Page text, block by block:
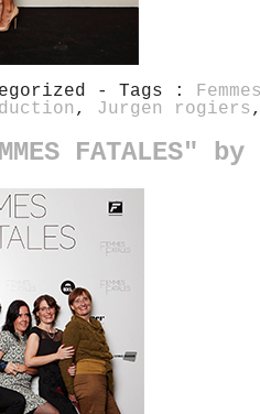
- Tags :
, Jurgen rogiers
FATALES"